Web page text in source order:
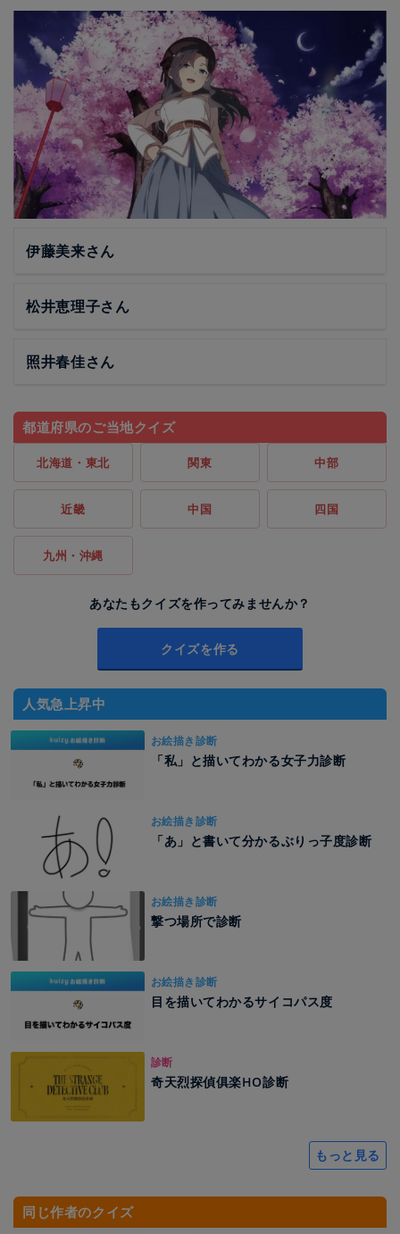
伊藤美来さん
松井恵理子さん
照井春佳さん
都道府県のご当地クイズ
北海道・東北 関東 中部
近畿 中国 四国
九州・沖縄
あなたもクイズを作ってみませんか？
クイズを作る
人気急上昇中
お絵描き診断
「私」と描いてわかる女子力診断
お絵描き診断
「あ」と書いて分かるぶりっ子度診断
お絵描き診断
撃つ場所で診断
お絵描き診断
目を描いてわかるサイコパス度
診断
奇天烈探偵俱楽HO診断
もっと見る
同じ作者のクイズ